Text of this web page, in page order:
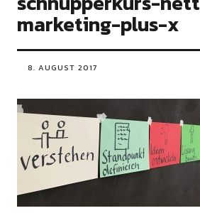
marketing-plus-x
8. AUGUST 2017